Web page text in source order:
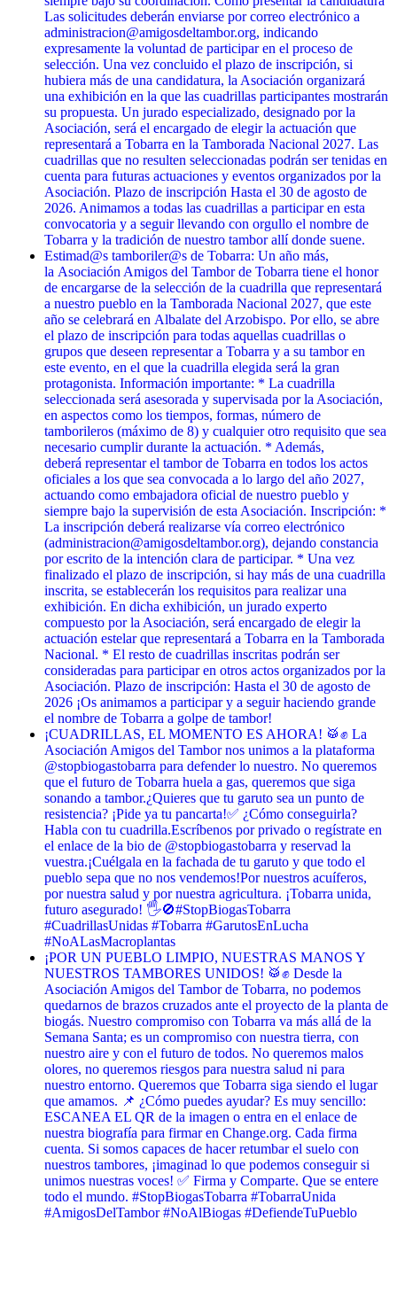
Las solicitudes deberán enviarse por correo electrónico a
administracion@amigosdeltambor.org, indicando
expresamente la voluntad de participar en el proceso de
selección. Una vez concluido el plazo de inscripción, si
hubiera más de una candidatura, la Asociación organizará
una exhibición en la que las cuadrillas participantes mostrarán
su propuesta. Un jurado especializado, designado por la
Asociación, será el encargado de elegir la actuación que
representará a Tobarra en la Tamborada Nacional 2027. Las
cuadrillas que no resulten seleccionadas podrán ser tenidas en
cuenta para futuras actuaciones y eventos organizados por la
Asociación. Plazo de inscripción Hasta el 30 de agosto de
2026. Animamos a todas las cuadrillas a participar en esta
convocatoria y a seguir llevando con orgullo el nombre de
Tobarra y la tradición de nuestro tambor allí donde suene.
Estimad@s tamboriler@s de Tobarra: Un año más,
la Asociación Amigos del Tambor de Tobarra tiene el honor
de encargarse de la selección de la cuadrilla que representará
a nuestro pueblo en la Tamborada Nacional 2027, que este
año se celebrará en Albalate del Arzobispo. Por ello, se abre
el plazo de inscripción para todas aquellas cuadrillas o
grupos que deseen representar a Tobarra y a su tambor en
este evento, en el que la cuadrilla elegida será la gran
protagonista. Información importante: * La cuadrilla
seleccionada será asesorada y supervisada por la Asociación,
en aspectos como los tiempos, formas, número de
tamborileros (máximo de 8) y cualquier otro requisito que sea
necesario cumplir durante la actuación. * Además,
deberá representar el tambor de Tobarra en todos los actos
oficiales a los que sea convocada a lo largo del año 2027,
actuando como embajadora oficial de nuestro pueblo y
siempre bajo la supervisión de esta Asociación. Inscripción: *
La inscripción deberá realizarse vía correo electrónico
(administracion@amigosdeltambor.org), dejando constancia
por escrito de la intención clara de participar. * Una vez
finalizado el plazo de inscripción, si hay más de una cuadrilla
inscrita, se establecerán los requisitos para realizar una
exhibición. En dicha exhibición, un jurado experto
compuesto por la Asociación, será encargado de elegir la
actuación estelar que representará a Tobarra en la Tamborada
Nacional. * El resto de cuadrillas inscritas podrán ser
consideradas para participar en otros actos organizados por la
Asociación. Plazo de inscripción: Hasta el 30 de agosto de
2026 ¡Os animamos a participar y a seguir haciendo grande
el nombre de Tobarra a golpe de tambor!
¡CUADRILLAS, EL MOMENTO ES AHORA! 🥁✊ La
Asociación Amigos del Tambor nos unimos a la plataforma
@stopbiogastobarra para defender lo nuestro. No queremos
que el futuro de Tobarra huela a gas, queremos que siga
sonando a tambor. ​¿Quieres que tu garuto sea un punto de
resistencia? ¡Pide ya tu pancarta! ​✅ ¿Cómo conseguirla? ​
Habla con tu cuadrilla. ​Escríbenos por privado o regístrate en
el enlace de la bio de @stopbiogastobarra y reservad la
vuestra. ​¡Cuélgala en la fachada de tu garuto y que todo el
pueblo sepa que no nos vendemos! ​Por nuestros acuíferos,
por nuestra salud y por nuestra agricultura. ¡Tobarra unida,
futuro asegurado! 🖐️🚫 ​#StopBiogasTobarra
#CuadrillasUnidas #Tobarra #GarutosEnLucha
#NoALasMacroplantas
¡POR UN PUEBLO LIMPIO, NUESTRAS MANOS Y
NUESTROS TAMBORES UNIDOS! 🥁✊ Desde la
Asociación Amigos del Tambor de Tobarra, no podemos
quedarnos de brazos cruzados ante el proyecto de la planta de
biogás. Nuestro compromiso con Tobarra va más allá de la
Semana Santa; es un compromiso con nuestra tierra, con
nuestro aire y con el futuro de todos. No queremos malos
olores, no queremos riesgos para nuestra salud ni para
nuestro entorno. Queremos que Tobarra siga siendo el lugar
que amamos. 📌 ¿Cómo puedes ayudar? Es muy sencillo:
ESCANEA EL QR de la imagen o entra en el enlace de
nuestra biografía para firmar en Change.org. Cada firma
cuenta. Si somos capaces de hacer retumbar el suelo con
nuestros tambores, ¡imaginad lo que podemos conseguir si
unimos nuestras voces! ✅ Firma y Comparte. Que se entere
todo el mundo. #StopBiogasTobarra #TobarraUnida
#AmigosDelTambor #NoAlBiogas #DefiendeTuPueblo